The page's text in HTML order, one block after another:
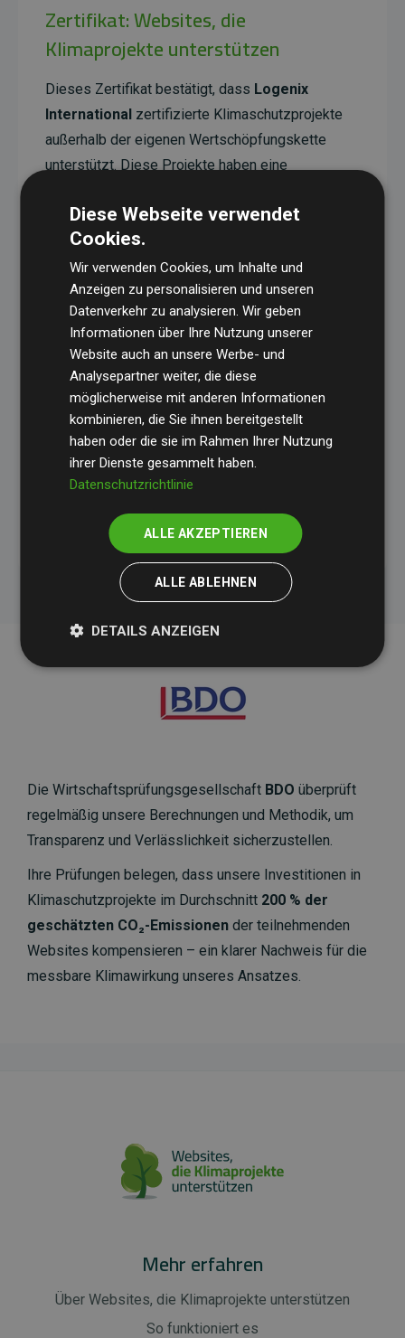
Zertifikat: Websites, die
Klimaprojekte unterstützen
Dieses Zertifikat bestätigt, dass Logenix
International zertifizierte Klimaschutzprojekte
außerhalb der eigenen Wertschöpfungskette
unterstützt. Diese Projekte haben eine
im Durchschnitt dem Doppelten der geschätzten
Emissionen der Website entspricht.
Alle unterstützten Projekte werden durch
Standardverifiziert und erfüllen höchste
Anforderungen an Qualität, tatsächliche
Klimawirkung und Transparenz. Weitere
Informationen zu den einzelnen Projekten finden
Sie hier.
Initiative Websites, die Klimaprojekte unterstützen
Die Wirtschaftsprüfungsgesellschaft BDO überprüft
regelmäßig unsere Berechnungen und Methodik, um
Transparenz und Verlässlichkeit sicherzustellen.
Ihre Prüfungen belegen, dass unsere Investitionen in
Klimaschutzprojekte im Durchschnitt 200 % der
geschätzten CO₂-Emissionen der teilnehmenden
Websites kompensieren – ein klarer Nachweis für die
messbare Klimawirkung unseres Ansatzes.
Mehr erfahren
Über Websites, die Klimaprojekte unterstützen
So funktioniert es
Diese Webseite verwendet
Cookies.
Wir verwenden Cookies, um Inhalte und
Anzeigen zu personalisieren und unseren
Datenverkehr zu analysieren. Wir geben
Informationen über Ihre Nutzung unserer
Website auch an unsere Werbe- und
Analysepartner weiter, die diese
möglicherweise mit anderen Informationen
kombinieren, die Sie ihnen bereitgestellt
haben oder die sie im Rahmen Ihrer Nutzung
ihrer Dienste gesammelt haben.
Datenschutzrichtlinie
ALLE AKZEPTIEREN
ALLE ABLEHNEN
DETAILS ANZEIGEN